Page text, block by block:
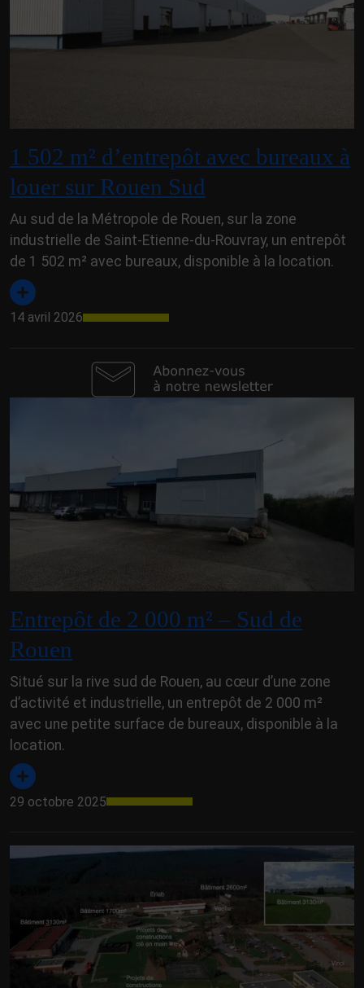
1 502 m² d’entrepôt avec bureaux à
louer sur Rouen Sud
Au sud de la Métropole de Rouen, sur la zone
industrielle de Saint-Etienne-du-Rouvray, un entrepôt
de 1 502 m² avec bureaux, disponible à la location.
14 avril 2026
Entrepôt de 2 000 m² – Sud de
Rouen
Situé sur la rive sud de Rouen, au cœur d’une zone
d’activité et industrielle, un entrepôt de 2 000 m²
avec une petite surface de bureaux, disponible à la
location.
29 octobre 2025